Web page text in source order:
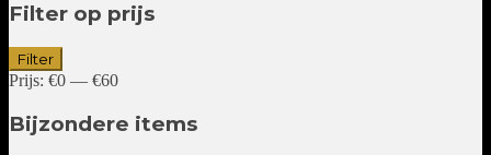
Filter op prijs
Min.
prijs
Max.
prijs
Filter
Prijs: €0 — €60
Bijzondere items